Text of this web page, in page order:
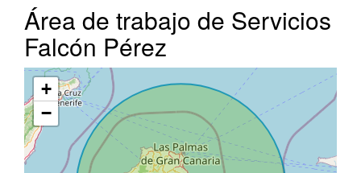
Área de trabajo de Servicios
Falcón Pérez
+
−